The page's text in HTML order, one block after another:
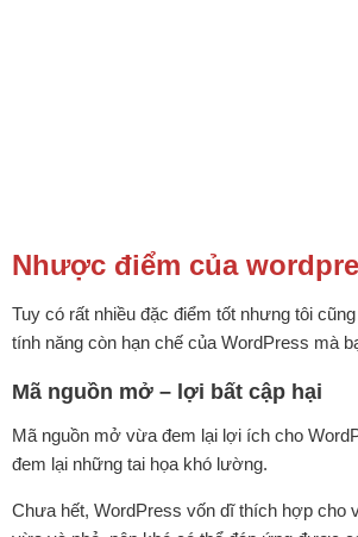
Nhược điểm của
Tuy có rất nhiều đặc điểm tốt nhưng tôi
tính năng còn hạn chế của WordPress mà
Mã nguồn mở – lợi bất cập hại
Mã nguồn mở vừa đem lại lợi ích cho
đem lại những tai họa khó lường.
Chưa hết, WordPress vốn dĩ thích hợp cho